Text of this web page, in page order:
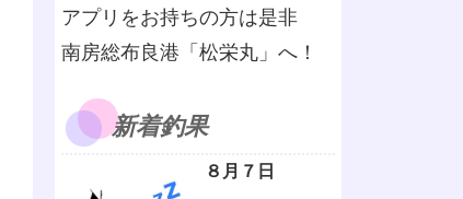
アプリをお持ちの方は是非
南房総布良港「松栄丸」へ！
新着釣果
８月７日